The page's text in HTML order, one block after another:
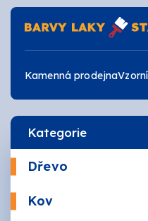
Kamenná prodejna
Kategorie
Dřevo
Kov